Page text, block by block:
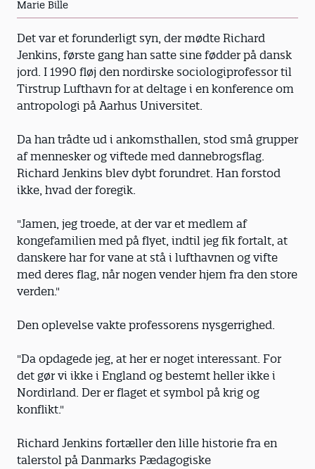
Marie Bille
Det var et forunderligt syn, der mødte Richard
Jenkins, første gang han satte sine fødder på dansk
jord. I 1990 fløj den nordirske sociologiprofessor til
Tirstrup Lufthavn for at deltage i en konference om
antropologi på Aarhus Universitet.
Da han trådte ud i ankomsthallen, stod små grupper
af mennesker og viftede med dannebrogsflag.
Richard Jenkins blev dybt forundret. Han forstod
ikke, hvad der foregik.
"Jamen, jeg troede, at der var et medlem af
kongefamilien med på flyet, indtil jeg fik fortalt, at
danskere har for vane at stå i lufthavnen og vifte
med deres flag, når nogen vender hjem fra den store
verden."
Den oplevelse vakte professorens nysgerrighed.
"Da opdagede jeg, at her er noget interessant. For
det gør vi ikke i England og bestemt heller ikke i
Nordirland. Der er flaget et symbol på krig og
konflikt."
Richard Jenkins fortæller den lille historie fra en
talerstol på Danmarks Pædagogiske